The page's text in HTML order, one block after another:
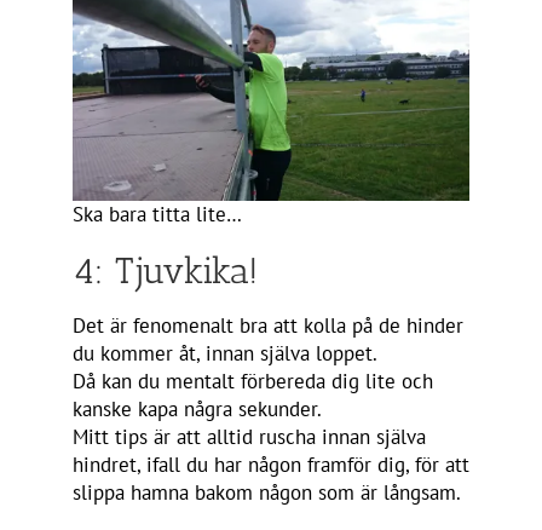
Ska bara titta lite…
4: Tjuvkika!
Det är fenomenalt bra att kolla på de hinder
du kommer åt, innan själva loppet.
Då kan du mentalt förbereda dig lite och
kanske kapa några sekunder.
Mitt tips är att alltid ruscha innan själva
hindret, ifall du har någon framför dig, för att
slippa hamna bakom någon som är långsam.